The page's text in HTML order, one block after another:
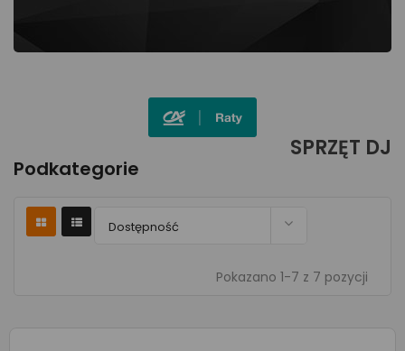
SPRZĘT DJ
Podkategorie
Dostępność 
Pokazano 1-7 z 7 pozycji